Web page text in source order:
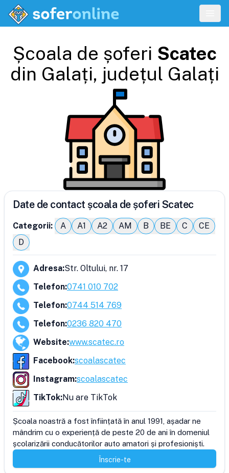
Școala de șoferi Scatec
din Galați, județul Galați
Date de contact școala de șoferi Scatec
Categorii: A A1 A2 AM B BE C
CE
D
Adresa:Str. Oltului, nr. 17
Telefon:0741 010 702
Telefon:0744 514 769
Telefon:0236 820 470
Website:www.scatec.ro
Facebook:scoalascatec
Instagram:scoalascatec
TikTok:Nu are TikTok
Școala noastră a fost înființată în anul 1991, așadar ne
mândrim cu o experiență de peste 20 de ani în domeniul
școlarizării conducătorilor auto amatori și profesioniști.
Înscrie-te